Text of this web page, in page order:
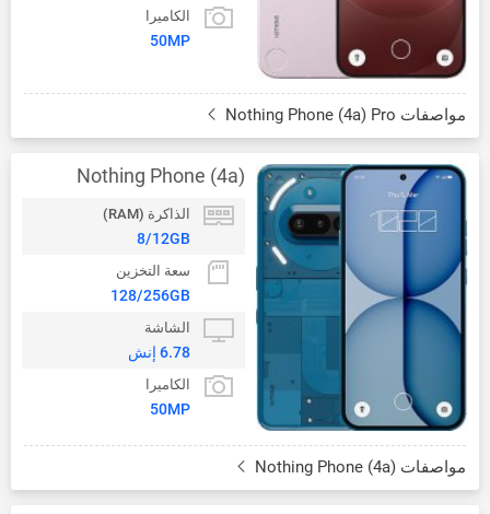
الكاميرا
50MP
مواصفات Nothing Phone (4a) Pro
Nothing Phone (4a)
الذاكرة (RAM)
8/12GB
سعة التخزين
128/256GB
الشاشة
6.78 إنش
الكاميرا
50MP
مواصفات Nothing Phone (4a)